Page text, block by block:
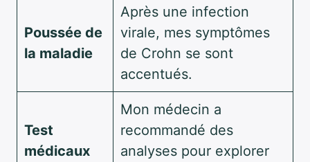
Poussée de
la maladie
Après une infection
virale, mes symptômes
de Crohn se sont
accentués.
Test
médicaux
Mon médecin a
recommandé des
analyses pour explorer